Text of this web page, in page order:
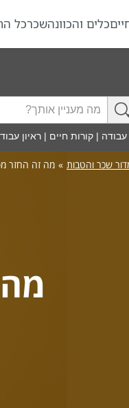
כלים והכוונהשכרכל
עבודה |קורות חיים |ראיון
שכר והטבות » מה זה החזר